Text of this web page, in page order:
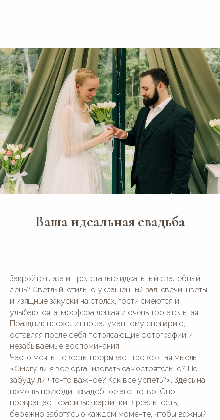
Ваша идеальная свадьба
Закройте глаза и представьте идеальный свадебный
день? Светлый, стильно украшенный зал, свечи, цветы
и изящные закуски на столах, гости смеются и
улыбаются, атмосфера легкая и очень трогательная.
Праздник проходит по задуманному сценарию,
оставляя после себя потрясающие фотографии и
незабываемые воспоминания.
Часто мечты невесты прерывает тревожная мысль:
«Смогу ли я все организовать самостоятельно? Не
забуду ли что-то важное? Как все успеть?». Здесь на
помощь приходит свадебное агентство. Оно
превращает красивые картинки в реальность,
бережно заботясь о каждом моменте, чтобы важный